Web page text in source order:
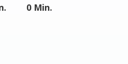
0 Min.